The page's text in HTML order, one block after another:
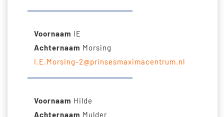
Voornaam IE
Achternaam Morsing
I.E.Morsing-2@prinsesmaximacentrum.nl
Voornaam Hilde
Achternaam Mulder